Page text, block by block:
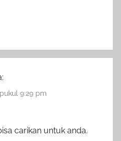
9:29 pm
carikan untuk anda.